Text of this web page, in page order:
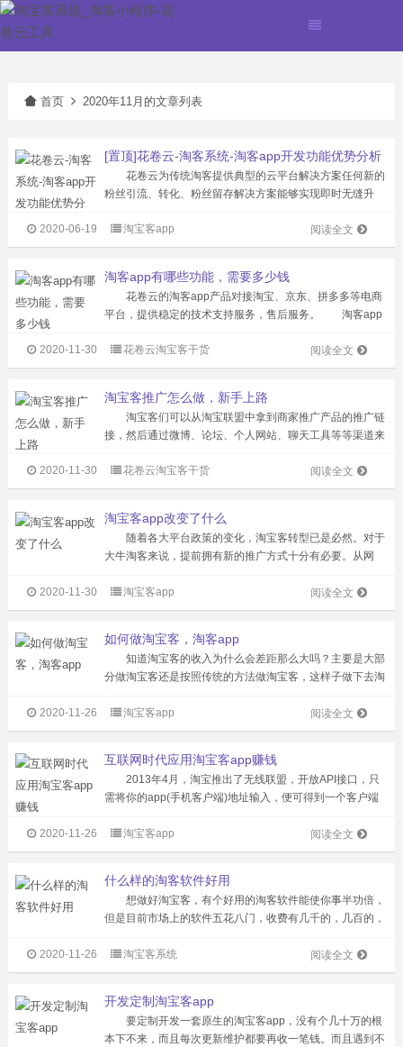
首页 2020年11月的文章列表
[置顶]花卷云-淘客系统-淘客app开发功能优势分析
花卷云为传统淘客提供典型的云平台解决方案任何新的
粉丝引流、转化、粉丝留存解决方案能够实现即时无缝升
家，注册粉丝2000万。淘客APP产品市场占有率超50%，
累计为站长创造佣金超2亿...
阅读全文
2020-06-19 淘宝客app
淘客app有哪些功能，需要多少钱
花卷云的淘客app产品对接淘宝、京东、拼多多等电商
平台，提供稳定的技术支持服务，售后服务。 淘客app
添加推广活动，好货专场、好券直播等新颖功能。 2、
可自定义分销层级。 3、系...
阅读全文
2020-11-30 花卷云淘宝客干货
淘宝客推广怎么做，新手上路
淘宝客们可以从淘宝联盟中拿到商家推广产品的推广链
接，然后通过微博、论坛、个人网站、聊天工具等等渠道来
交易，淘宝客就可以获得商家为该商品所设置的比例佣
金。 一、淘宝客有哪些优势呢? ...
阅读全文
2020-11-30 花卷云淘宝客干货
淘宝客app改变了什么
随着各大平台政策的变化，淘宝客转型已是必然。对于
大牛淘客来说，提前拥有新的推广方式十分有必要。从网
app模式，每一次推广方式的更新都是为了更快，更高效的
赚钱。淘宝客app是未来淘宝客...
阅读全文
2020-11-30 淘宝客app
如何做淘宝客，淘客app
知道淘宝客的收入为什么会差距那么大吗？主要是大部
分做淘宝客还是按照传统的方法做淘宝客，这样子做下去淘
的淘宝客是做淘客app模式。这是一种新兴的模式，若跟不
上时代潮流，只能落后。 淘客...
阅读全文
2020-11-26 淘宝客app
互联网时代应用淘宝客app赚钱
2013年4月，淘宝推出了无线联盟，开放API接口，只
需将你的app(手机客户端)地址输入，便可得到一个客户端
你的app并通过它购买了商品，你便可获得分成。 它在
告诉我们一个消息：...
阅读全文
2020-11-26 淘宝客app
什么样的淘客软件好用
想做好淘宝客，有个好用的淘客软件能使你事半功倍，
但是目前市场上的软件五花八门，收费有几千的，几百的，
亲身经历的偷单现象，或者在同步商品时会插入一部分官方
的单子，那么什么样的淘客软件好用...
阅读全文
2020-11-26 淘宝客系统
开发定制淘宝客app
要定制开发一套原生的淘宝客app，没有个几十万的根
本下不来，而且每次更新维护都要再收一笔钱。而且遇到不